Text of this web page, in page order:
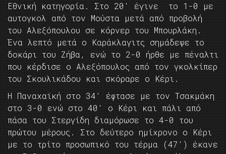
Εθνική κατηγορία. Στο 20′ έγινε το 1-0 με
αυτογκολ από τον Μούστα μετά από προβολή
του Αλεξόπουλου σε κόρνερ του Μπουρλάκη.
Ένα λεπτό μετά ο Καράκλαγιτς σημάδεψε το
δοκάρι του Ζήβα, ενώ το 2-0 ήρθε με πέναλτι
που κέρδισε ο Αλεξόπουλος από τον γκολκίπερ
του Σκουλικάδου και σκόραρε ο Κέρι.
Η Παναχαϊκή στο 34′ έφτασε με τον Τσακμάκη
στο 3-0 ενώ στο 40′ ο Κέρι και πάλι από
πάσα του Στεργίδη διαμόρωσε το 4-0 του
πρώτου μέρους. Στο δεύτερο ημίχρονο ο Κέρι
με το τρίτο προσωπικό του τέρμα (47′) έκανε